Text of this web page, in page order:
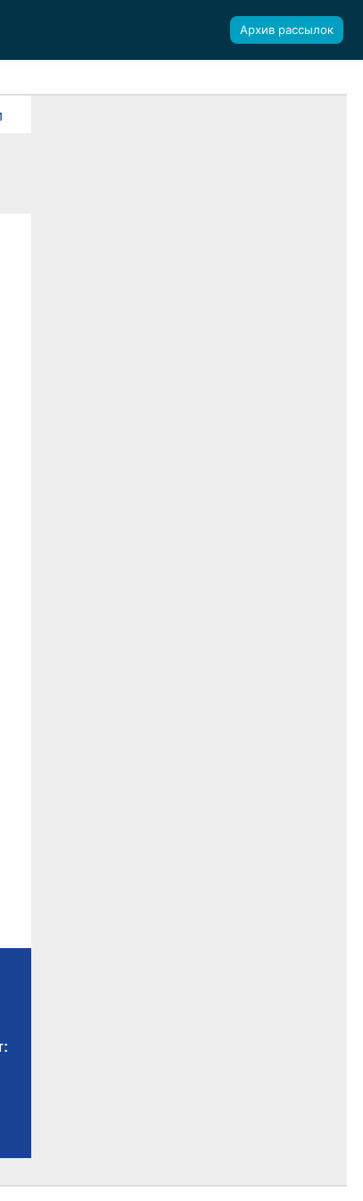
Архив рассылок